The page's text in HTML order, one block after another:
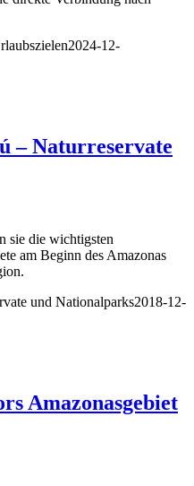
2024-12-
– Naturreservate
sie die wichtigsten
am Beginn des Amazonas
und Nationalparks2018-12-
Amazonasgebiet